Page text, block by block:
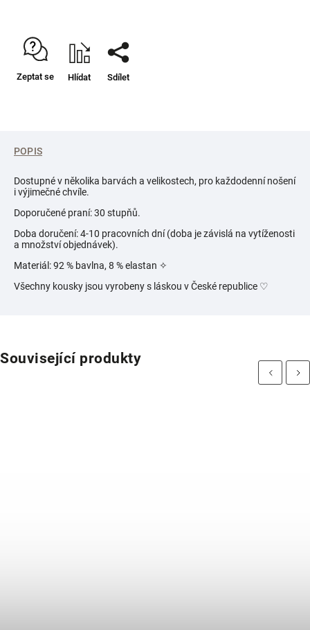
Zeptat se Hlídat Sdílet
POPIS
Dostupné v několika barvách a velikostech, pro každodenní nošení
i výjimečné chvíle.
Doporučené praní: 30 stupňů.
Doba doručení: 4-10 pracovních dní (doba je závislá na vytíženosti
a množství objednávek).
Materiál: 92 % bavlna, 8 % elastan ✧
Všechny kousky jsou vyrobeny s láskou v České republice ♡
Související produkty
Previous Next